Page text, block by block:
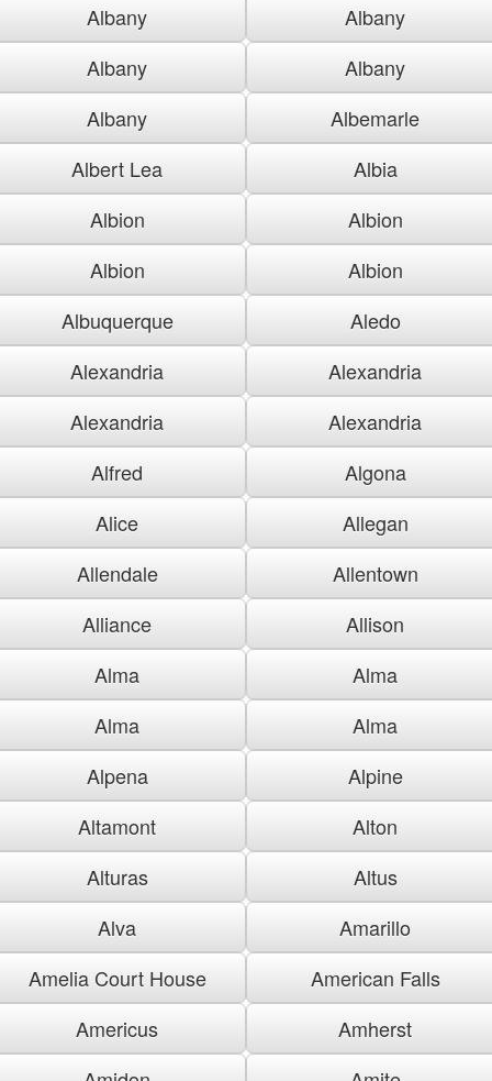
Albany
Albany
Albany
Albany
Albany
Albemarle
Albert Lea
Albia
Albion
Albion
Albion
Albion
Albuquerque
Aledo
Alexandria
Alexandria
Alexandria
Alexandria
Alfred
Algona
Alice
Allegan
Allendale
Allentown
Alliance
Allison
Alma
Alma
Alma
Alma
Alpena
Alpine
Altamont
Alton
Alturas
Altus
Alva
Amarillo
Amelia Court House
American Falls
Americus
Amherst